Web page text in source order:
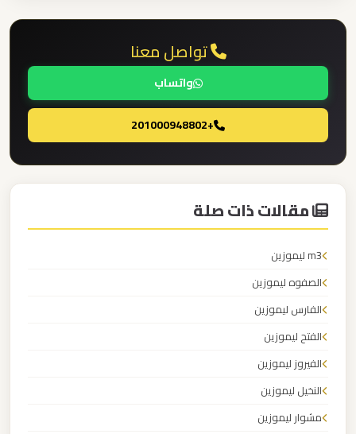
تواصل معنا
واتساب
+201000948802
مقالات ذات صلة
m3 ليموزين
الصفوه ليموزين
الفارس ليموزين
الفتح ليموزين
الفيروز ليموزين
النخيل ليموزين
مشوار ليموزين
العلمين
ليموزين
العالمين
ليموزين
مطار
العاصمة
الادارية
ليموزين
اكتوبر
ليموزين
الجديدة